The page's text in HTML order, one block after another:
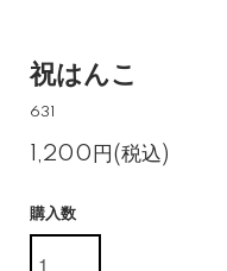
祝はんこ
631
1,200円(税込)
購入数